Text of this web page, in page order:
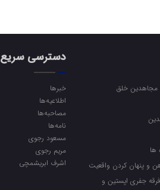
مجاهدین خلق
ها
و پنهان کردن واقعیت
جفری اپستین و
دسترسی سریع
خبرها
اطلاعیه‌ها
مصاحبه‌ها
نامه‌ها
مسعود رجوی
مریم رجوی
اشرف ابریشمچی